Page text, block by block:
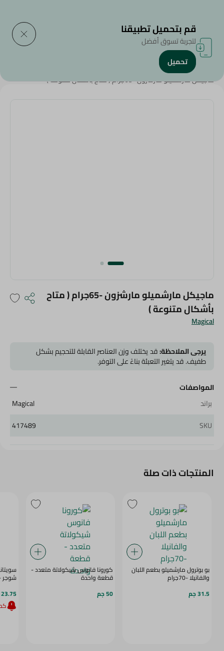
الرئيسية/سناكس وحلويات
ماجيكل مارشميلو مارشزون -65جرام ( متاح بأشكال متنوعة )
Magical
ماجيكل مارشميلو مارشزون -65جرام ( متاح
بأشكال متنوعة )
يرجى الملاحظة:قد يختلف وزن العناصر القابلة للتحجيم بشكل
طفيف. قد يتغير التعبئة بناءً على التوفر.
المواصفات
براند
Magical
SKU
417489
المنتجات ذات صلة
بو بوترول مارشميلو بطعم اللبان
والفانيلا -70جرام
31.5 جم
كورونا فانوس شيكولاتة متعدد -
قطعة واحدة
50 جم
شوجر - 90
123.75
قم بتحميل تطبيقنا
لتجربة تسوق أفضل
تحميل